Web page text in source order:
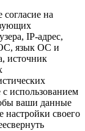
согласие на
IP-адрес,
язык ОС и
источник
использованием
ваши данные
настройки своего
свернуть